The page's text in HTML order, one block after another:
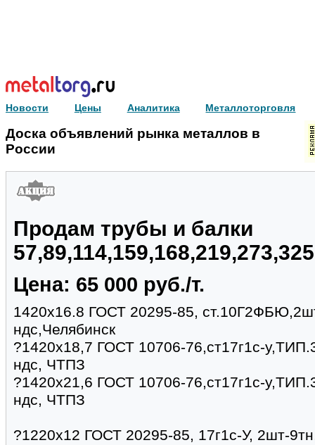
Новости Цены Аналитика Металлоторговля
Доска объявлений рынка металлов в
России
Продам трубы и балки
Цена: 65 000 руб./т.
1420х16.8 ГОСТ 20295-85,
ндс,Челябинск
?1420х18,7 ГОСТ 10706-76,ст17г1с-
ндс, ЧТПЗ
?1420х21,6 ГОСТ 10706-76,ст17г1с-
ндс, ЧТПЗ
?1220х12 ГОСТ 20295-85, 17г1с-У, 2шт-